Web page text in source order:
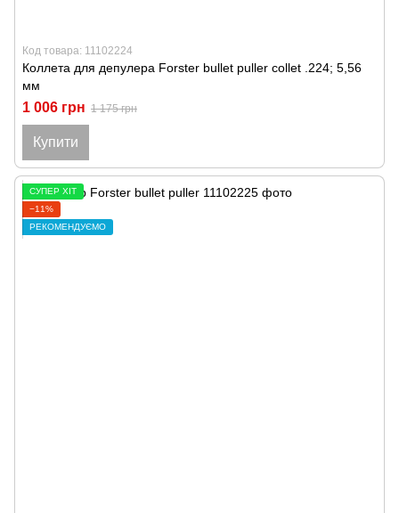
Код товара: 11102224
Коллета для депулера Forster bullet puller collet .224; 5,56
мм
1 006 грн 1 175 грн
Купити
СУПЕР ХІТ
−11%
РЕКОМЕНДУЄМО